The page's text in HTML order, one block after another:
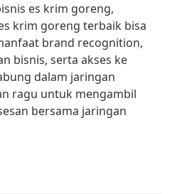
es krim goreng,
krim goreng terbaik bisa
brand recognition,
bisnis, serta akses ke
dalam jaringan
ragu untuk mengambil
bersama jaringan